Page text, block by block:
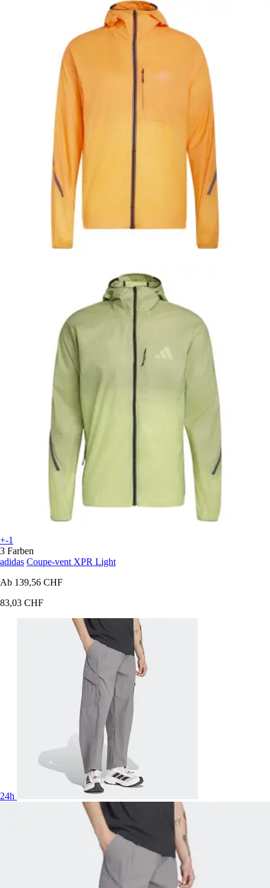
+-1
3 Farben
adidas Coupe-vent XPR Light
Ab 139,56 CHF
83,03 CHF
24h